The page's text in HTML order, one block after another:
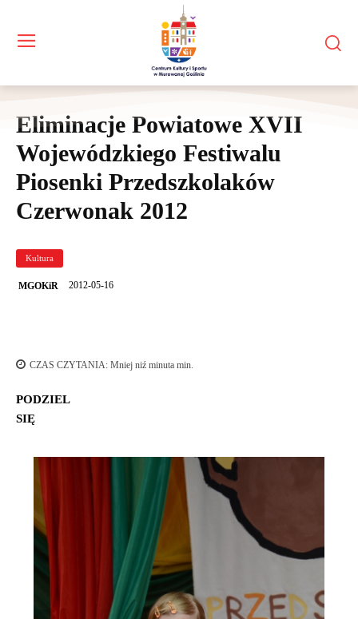
Eliminacje Powiatowe XVII
Wojewódzkiego Festiwalu
Piosenki Przedszkolaków
Czerwonak 2012
Kultura
MGOKiR 2012-05-16
CZAS CZYTANIA: Mniej niź minuta min.
PODZIEL
SIĘ